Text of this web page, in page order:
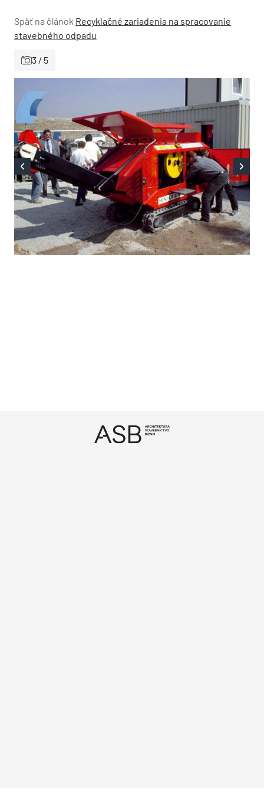
Späť na článok Recyklačné zariadenia na spracovanie
stavebného odpadu
3 / 5